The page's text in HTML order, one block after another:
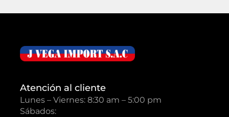
Atención al cliente
Lunes – Viernes: 8:30 am – 5:00 pm
Sábados: